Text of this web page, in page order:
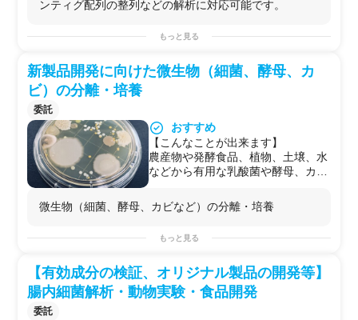
組み合わせ完全長ゲノムの構築を目
ピート配列、スプライシングバリア
なります。
しています。
【PacBioシーケンスとは】
PacBio社のシーケンス技術は
SMRT(single molecule real-time)
のシーケンス技術です。これは、長
く断片化したnative DNAを鋳型とし
同時に行うことでデータを取得しま
られること、一分子を読むことがで
きること、サンガー法に比類する精
度が得られること、GC含量に左右
ンティグ配列の整列などの解析に対応可能です。
もっと見る
新製品開発に向けた微生物（細菌、酵母、カ
ビ）の分離・培養
委託
おすすめ
【こんなことが出来ます】
農産物や発酵食品、植物、土壌、水
などから有用な乳酸菌や酵母、カビ
新たな食品・地域特産品の開発に向
けて、地域資源（植物や環境など）
を探してみませんか？
場合がございますのでご確認くださ
い。
（実験例）
微生物（細菌、酵母、カビなど）の分離・培養
もっと見る
【有効成分の検証、オリジナル製品の開発等】
腸内細菌解析・動物実験・食品開発
委託